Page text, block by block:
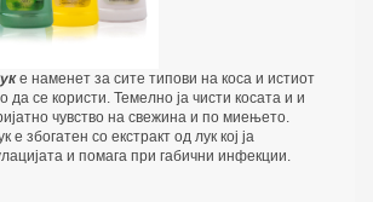
е наменет за сите типови на коса и истиот
да се користи. Темелно ја чисти косата и и
чувство на свежина и по миењето.
е збогатен со екстракт од лук кој ја
и помага при габични инфекции.